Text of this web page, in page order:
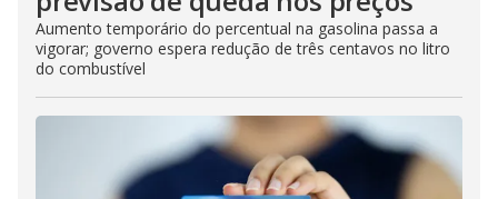
Aumento temporário do percentual na gasolina passa a
vigorar; governo espera redução de três centavos no litro
do combustível